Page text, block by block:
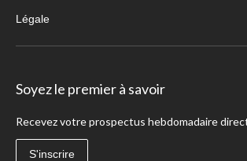
Légale
Soyez le premier à savoir
Recevez votre prospectus hebdomadaire
S'inscrire